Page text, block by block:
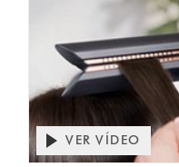
VER VÍDEO